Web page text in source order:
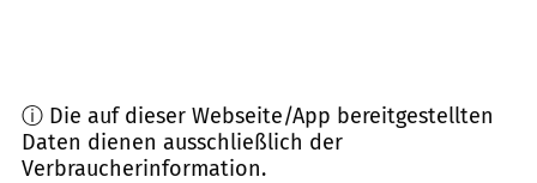
ⓘ Die auf dieser Webseite/App bereitgestellten
Daten dienen ausschließlich der
Verbraucherinformation.